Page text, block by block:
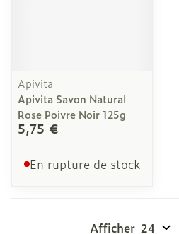
Apivita
Apivita Savon Natural
Rose Poivre Noir 125g
5,75 €
En rupture de stock
Afficher